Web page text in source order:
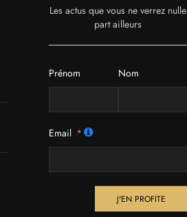
Les actus que vous ne verrez nulle
part ailleurs
Prénom Nom
Email
J'EN PROFITE